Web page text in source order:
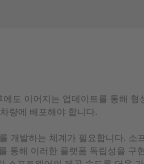
도 이어지는 업데이트를 통해 형
량에 배포해야 합니다.
개발하는 체계가 필요합니다. 소
통해 이러한 플랫폼 독립성을 구